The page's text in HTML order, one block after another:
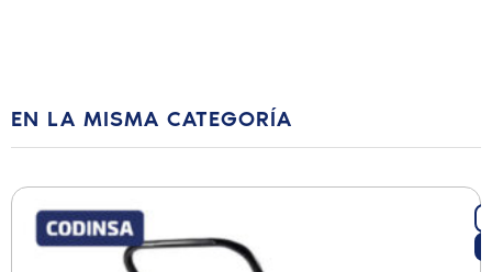
EN LA MISMA CATEGORÍA